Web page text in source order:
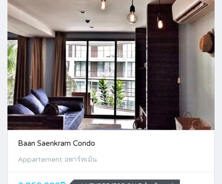
Baan Saenkram Condo
Appartement อพาร์ทเม้น